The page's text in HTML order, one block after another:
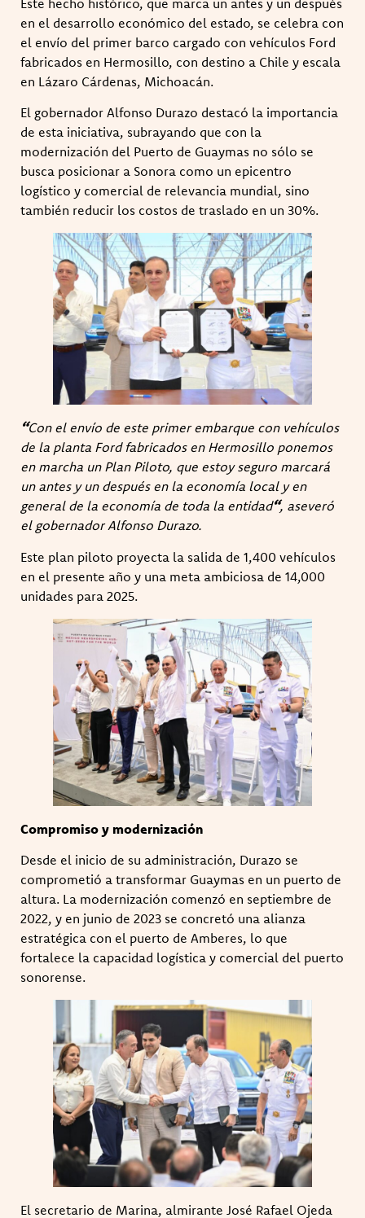
en el desarrollo económico del estado, se celebra con
el envío del primer barco cargado con vehículos Ford
fabricados en Hermosillo, con destino a Chile y escala
en Lázaro Cárdenas, Michoacán.
El gobernador Alfonso Durazo destacó la importancia
de esta iniciativa, subrayando que con la
modernización del Puerto de Guaymas no sólo se
busca posicionar a Sonora como un epicentro
logístico y comercial de relevancia mundial, sino
también reducir los costos de traslado en un 30%.
“Con el envío de este primer embarque con vehículos
de la planta Ford fabricados en Hermosillo ponemos
en marcha un Plan Piloto, que estoy seguro marcará
un antes y un después en la economía local y en
general de la economía de toda la entidad“, aseveró
el gobernador Alfonso Durazo.
Este plan piloto proyecta la salida de 1,400 vehículos
en el presente año y una meta ambiciosa de 14,000
unidades para 2025.
Compromiso y modernización
Desde el inicio de su administración, Durazo se
comprometió a transformar Guaymas en un puerto de
altura. La modernización comenzó en septiembre de
2022, y en junio de 2023 se concretó una alianza
estratégica con el puerto de Amberes, lo que
fortalece la capacidad logística y comercial del puerto
sonorense.
El secretario de Marina, almirante José Rafael Ojeda